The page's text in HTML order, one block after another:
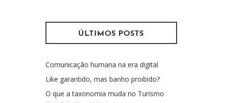
q
i
a
r
p
ÚLTIMOS POSTS
Comunicação humana na era digital
Like garantido, mas banho proibido?
O que a taxonomia muda no Turismo